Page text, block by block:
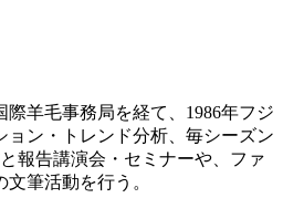
羊毛事務局を経て、1986年フジ
ョン・トレンド分析、毎シーズン
報告講演会・セミナーや、ファ
筆活動を行う。